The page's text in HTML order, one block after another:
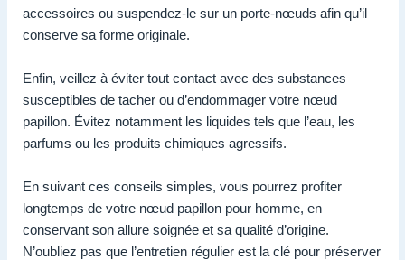
accessoires ou suspendez-le sur un porte-nœuds afin qu’il
conserve sa forme originale.
Enfin, veillez à éviter tout contact avec des substances
susceptibles de tacher ou d’endommager votre nœud
papillon. Évitez notamment les liquides tels que l’eau, les
parfums ou les produits chimiques agressifs.
En suivant ces conseils simples, vous pourrez profiter
longtemps de votre nœud papillon pour homme, en
conservant son allure soignée et sa qualité d’origine.
N’oubliez pas que l’entretien régulier est la clé pour préserver